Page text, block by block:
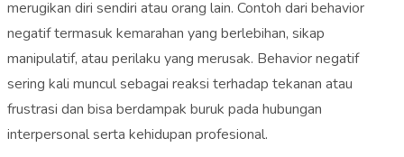
merugikan diri sendiri atau orang lain. Contoh dari behavior
negatif termasuk kemarahan yang berlebihan, sikap
manipulatif, atau perilaku yang merusak. Behavior negatif
sering kali muncul sebagai reaksi terhadap tekanan atau
frustrasi dan bisa berdampak buruk pada hubungan
interpersonal serta kehidupan profesional.